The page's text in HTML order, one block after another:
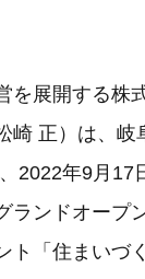
展開する株
崎 正）は、
2022年9月17
ランドオープ
ト「住まいづ